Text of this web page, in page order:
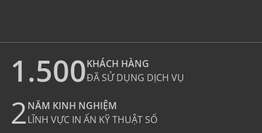
1.500KHÁCH HÀNG
ĐÃ SỬ DỤNG DỊCH VỤ
2NĂM KINH NGHIỆM
LĨNH VỰC IN ẤN KỸ THUẬT SỐ